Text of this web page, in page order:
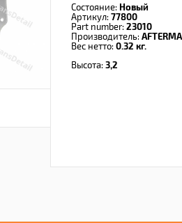
Состояние: Новый
Артикул: 77800
Part number: 23010
Производитель:
Вес нетто: 0.32 кг.
Высота: 3,2